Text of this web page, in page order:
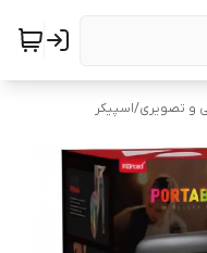
و تصویری/اسپیکر